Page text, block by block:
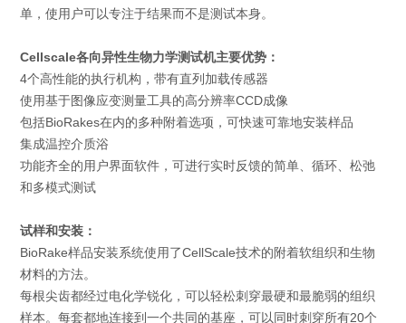
单，使用户可以专注于结果而不是测试本身。
Cellscale各向异性生物力学测试机主要优势：
4个高性能的执行机构，带有直列加载传感器
使用基于图像应变测量工具的高分辨率CCD成像
包括BioRakes在内的多种附着选项，可快速可靠地安装样品
集成温控介质浴
功能齐全的用户界面软件，可进行实时反馈的简单、循环、松弛
和多模式测试
试样和安装：
BioRake样品安装系统使用了CellScale技术的附着软组织和生物
材料的方法。
每根尖齿都经过电化学锐化，可以轻松刺穿最硬和最脆弱的组织
样本。每套都地连接到一个共同的基座，可以同时刺穿所有20个